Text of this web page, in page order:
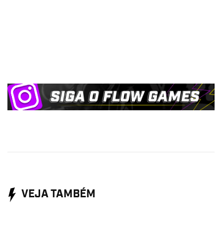
VEJA TAMBÉM